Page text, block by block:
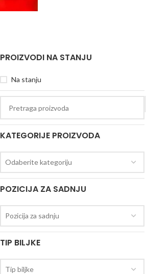
PROIZVODI NA STANJU
Na stanju
KATEGORIJE PROIZVODA
Odaberite kategoriju
POZICIJA ZA SADNJU
Pozicija za sadnju
TIP BILJKE
Tip biljke